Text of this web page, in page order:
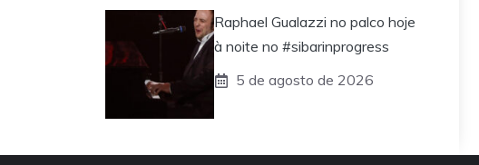
Raphael Gualazzi no palco hoje
à noite no #sibarinprogress
5 de agosto de 2026